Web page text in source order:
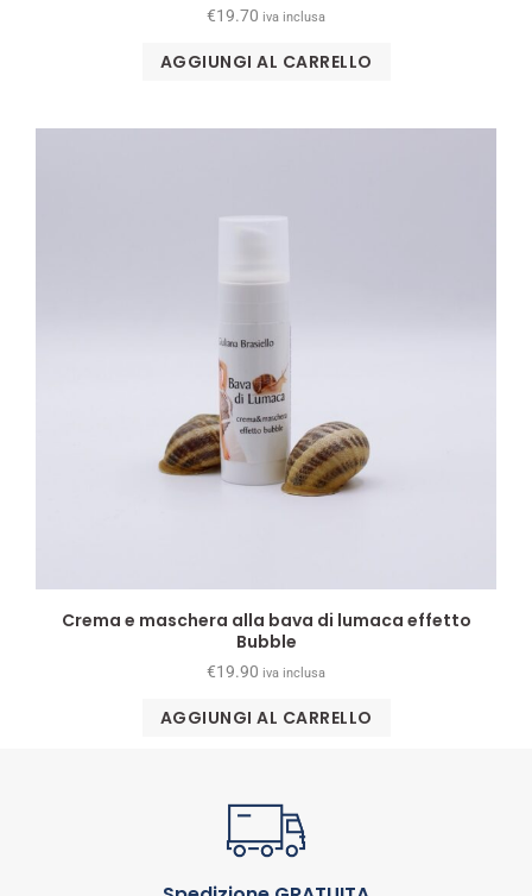
€19.70 iva inclusa
AGGIUNGI AL CARRELLO
Crema e maschera alla bava di lumaca effetto
Bubble
€19.90 iva inclusa
AGGIUNGI AL CARRELLO